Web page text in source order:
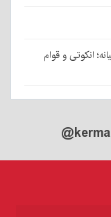
انکوتی و قوام